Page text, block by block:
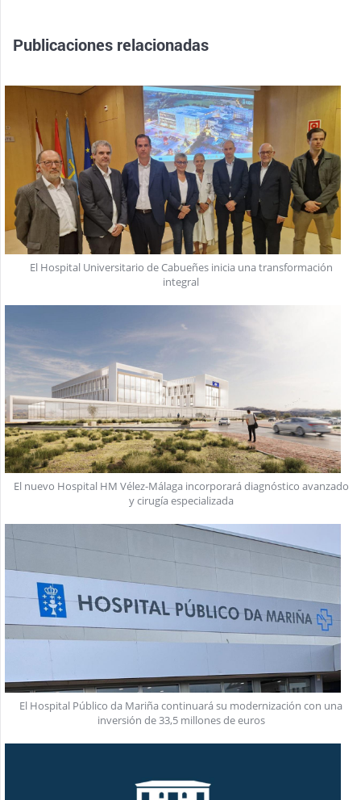
Publicaciones relacionadas
El Hospital Universitario de Cabueñes inicia una transformación
integral
El nuevo Hospital HM Vélez-Málaga incorporará diagnóstico avanzado
y cirugía especializada
El Hospital Público da Mariña continuará su modernización con una
inversión de 33,5 millones de euros